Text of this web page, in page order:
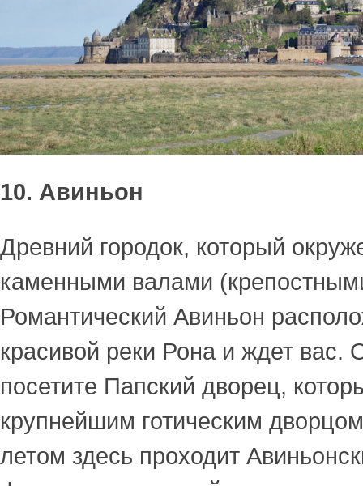
10. Авиньон
Древний городок, который
каменными валами
Романтический Авиньон
красивой реки Рона и ждет вас.
посетите Папский дворец,
крупнейшим готическим
летом здесь проходит